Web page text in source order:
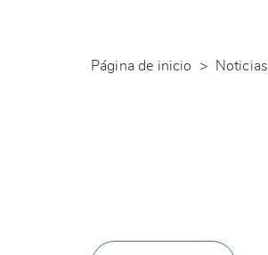
Página de inicio > Noticias